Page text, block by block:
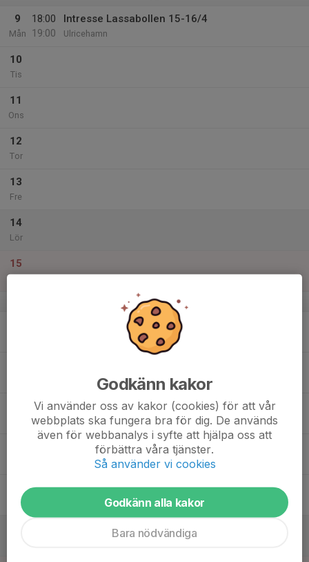
9
Mån
18:00
19:00
Intresse Lassabollen 15-16/4
Ulricehamn
10
Tis
11
Ons
12
Tor
13
Fre
14
Lör
15
Sön
v.3
Utomhusträning
Gerdskenvallen A-plan
17:30
18:45
Utomhusträning
Gerdskenvallen A-plan
Fre
Godkänn kakor
Vi använder oss av kakor (cookies) för att vår
webbplats ska fungera bra för dig. De används
även för webbanalys i syfte att hjälpa oss att
förbättra våra tjänster.
Så använder vi cookies
Godkänn alla kakor
Bara nödvändiga